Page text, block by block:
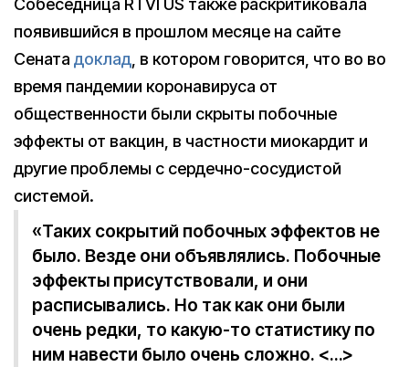
Собеседница RTVI US также раскритиковала
появившийся в прошлом месяце на сайте
Сената доклад, в котором говорится, что во во
время пандемии коронавируса от
общественности были скрыты побочные
эффекты от вакцин, в частности миокардит и
другие проблемы с сердечно-сосудистой
системой.
«Таких сокрытий побочных эффектов не
было. Везде они объявлялись. Побочные
эффекты присутствовали, и они
расписывались. Но так как они были
очень редки, то какую-то статистику по
ним навести было очень сложно. <…>